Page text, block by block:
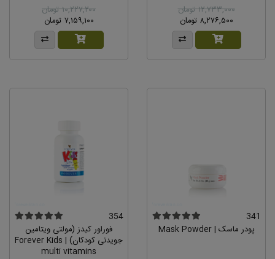
۱۲,۷۳۳,۰۰۰ تومان
۸,۲۷۶,۵۰۰ تومان
۱۰,۲۲۷,۲۰۰ تومان
۷,۱۵۹,۱۰۰ تومان
341
پودر ماسک | Mask Powder
354
فوراور کیدز (مولتی ویتامین
جویدنی کودکان) | Forever Kids
multi vitamins